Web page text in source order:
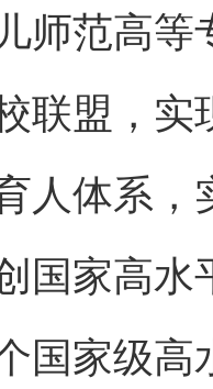
儿师范高
联盟，
人体系，
国家高水
国家级高